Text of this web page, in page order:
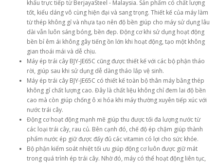
khẩu trực tiếp từ BerjayaSteel - Malaysia. Sản phẩm có chất lượng
tốt, kiểu dáng vô cùng hiện đại và sang trọng. Thiết kế của máy làm
từ thép không gỉ và nhựa tạo nên độ bền giúp cho máy sử dụng lâu
dài vẫn luôn sáng bóng, bền đẹp. Động cơ khi sử dụng hoạt động
bền bỉ êm ái không gây tiếng ồn lớn khi hoạt động, tạo một không
gian thoái mái và dễ chịu.
Máy ép trái cây BJY-JE65C cũng được thiết kế với các bộ phận tháo
rời, giúp sau khi sử dụng dễ dàng tháo lắp vệ sinh.
Máy ép trái cây BJY-JE65C có thiết kế toàn bộ thân máy bằng thép
không gỉ chất lượng cao. Đây là chất liệu không chỉ đem lai độ bền
cao mà còn giúp chống ô xi hóa khi máy thường xuyên tiếp xúc với
nước trái cây.
Động cơ hoạt động mạnh mẽ giúp thu được tối đa lượng nước từ
các loại trái cây, rau củ. Bên cạnh đó, chế độ ép chậm giúp thành
phẩm nước ép giữ được đấy đủ các vitamin có lợi cho sức khỏe.
Bộ phận kiểm soát nhiệt tối ưu giúp động cơ luôn được giữ mát
trong quá trình ép trái cây. Nhờ đó, máy có thể hoạt động liên tục,